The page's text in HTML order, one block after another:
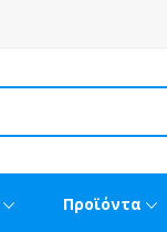
Προϊόντα